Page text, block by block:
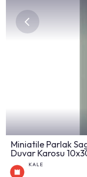
Miniatile Parlak
Duvar Karosu
KALE